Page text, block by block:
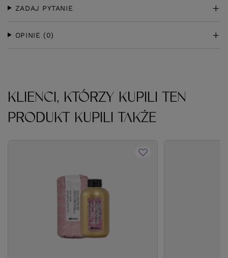
ZADAJ PYTANIE
OPINIE (0)
KLIENCI, KTÓRZY KUPILI TEN
PRODUKT KUPILI TAKŻE